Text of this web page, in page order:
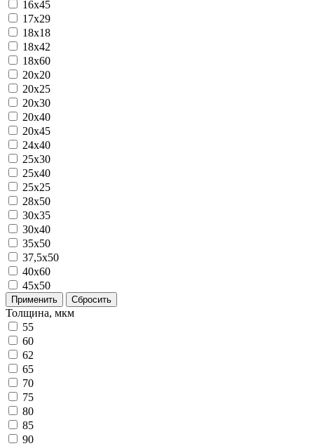
16х45
17х29
18х18
18х42
18х60
20x20
20x25
20x30
20x40
20х45
24х40
25x30
25x40
25х25
28x50
30x35
30x40
35x50
37,5х50
40x60
45х50
Применить Сбросить
Толщина, мкм
55
60
62
65
70
75
80
85
90